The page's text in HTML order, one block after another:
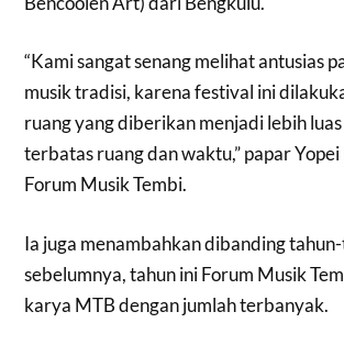
“Kami sangat senang melihat antusias
musik tradisi, karena festival ini
ruang yang diberikan menjadi lebih
terbatas ruang dan waktu,” papar
Forum Musik Tembi.
Ia juga menambahkan dibanding
sebelumnya, tahun ini Forum Musik
karya MTB dengan jumlah terbanyak.